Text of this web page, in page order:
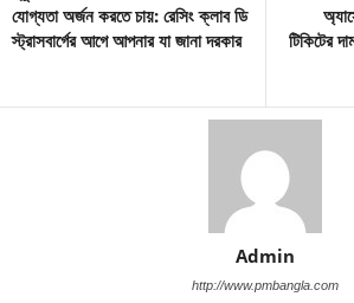
যোগ্যতা অর্জন করতে চায়: রেসিং ক্লাব ডি
স্ট্রাসবার্গের আগে আপনার যা জানা দরকার
টিকিটের
Admin
http://www.pmbangla.com